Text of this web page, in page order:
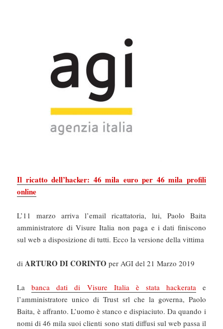
Il ricatto dell’hacker: 46 mila euro per 46 mila profili
online
L’11 marzo arriva l’email ricattatoria, lui, Paolo Baita
amministratore di Visure Italia non paga e i dati finiscono
sul web a disposizione di tutti. Ecco la versione della vittima
diARTURO DI CORINTO per AGI del 21 Marzo 2019
Labanca dati di Visure Italia è stata hackeratae
l’amministratore unico di Trust srl che la governa, Paolo
Baita, è affranto. L’uomo è stanco e dispiaciuto. Da quando i
nomi di 46 mila suoi clienti sono stati diffusi sul web passa il